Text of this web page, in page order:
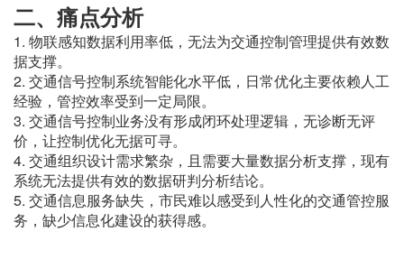
二、痛点分析
1. 物联感知数据利用率低，无法为交通控制管理提供有效数
据支撑。
2. 交通信号控制系统智能化水平低，日常优化主要依赖人工
经验，管控效率受到一定局限。
3. 交通信号控制业务没有形成闭环处理逻辑，无诊断无评
价，让控制优化无据可寻。
4. 交通组织设计需求繁杂，且需要大量数据分析支撑，现有
系统无法提供有效的数据研判分析结论。
5. 交通信息服务缺失，市民难以感受到人性化的交通管控服
务，缺少信息化建设的获得感。